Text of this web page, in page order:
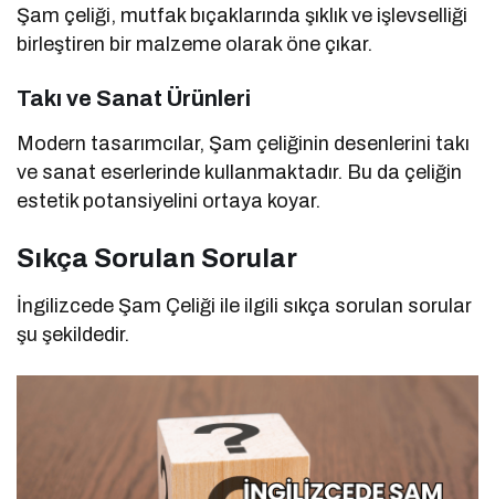
Şam çeliği, mutfak bıçaklarında şıklık ve işlevselliği
birleştiren bir malzeme olarak öne çıkar.
Takı ve Sanat Ürünleri
Modern tasarımcılar, Şam çeliğinin desenlerini takı
ve sanat eserlerinde kullanmaktadır. Bu da çeliğin
estetik potansiyelini ortaya koyar.
Sıkça Sorulan Sorular
İngilizcede Şam Çeliği ile ilgili sıkça sorulan sorular
şu şekildedir.